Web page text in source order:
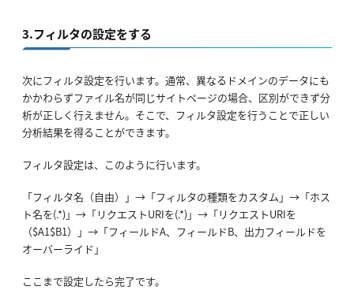
3.フィルタの設定をする
次にフィルタ設定を行います。通常、異なるドメインのデータにも
かかわらずファイル名が同じサイトページの場合、区別ができず分
析が正しく行えません。そこで、フィルタ設定を行うことで正しい
分析結果を得ることができます。
フィルタ設定は、このように行います。
「フィルタ名（自由）」→「フィルタの種類をカスタム」→「ホス
ト名を(.*)」→「リクエストURIを(.*)」→「リクエストURIを
（$A1$B1）」→「フィールドA、フィールドB、出力フィールドを
オーバーライド」
ここまで設定したら完了です。